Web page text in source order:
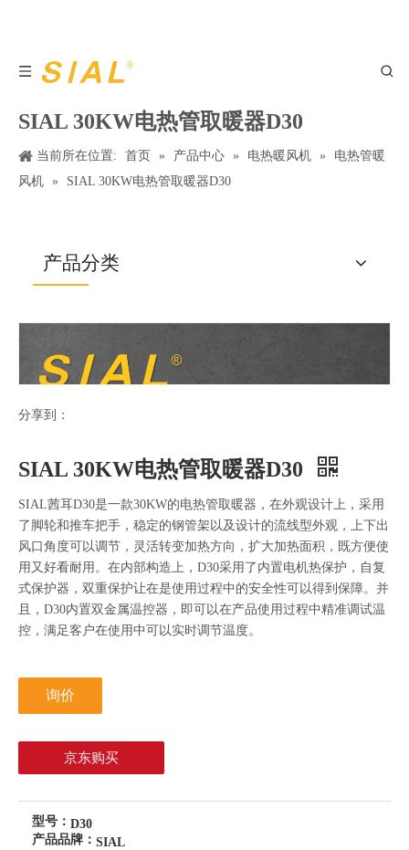
SIAL 30KW电热管取暖器D30
当前所在位置: 首页 » 产品中心 » 电热暖风机 »
电热管暖
风机 » SIAL 30KW电热管取暖器D30
产品分类
分享到：
SIAL 30KW电热管取暖器D30
SIAL茜耳D30是一款30KW的电热管取暖器，在外观设计上，采用
了脚轮和推车把手，稳定的钢管架以及设计的流线型外观，上下出
风口角度可以调节，灵活转变加热方向，扩大加热面积，既方便使
用又好看耐用。在内部构造上，D30采用了内置电机热保护，自复
式保护器，双重保护让在是使用过程中的安全性可以得到保障。并
且，D30内置双金属温控器，即可以在产品使用过程中精准调试温
控，满足客户在使用中可以实时调节温度。
询价
京东购买
型号： D30
产品品牌： SIAL